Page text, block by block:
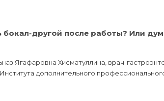
другой после работы? Или
Ягафаровна Хисматуллина, врач-
дополнительного